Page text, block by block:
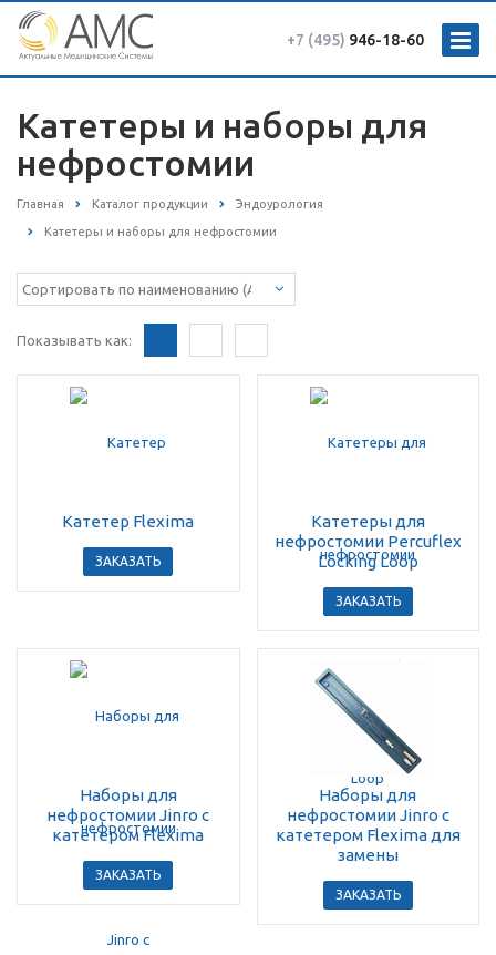
+7 (495) 946-18-60
Катетеры и наборы для
нефростомии
Главная Каталог продукции Эндоурология
Катетеры и наборы для нефростомии
Показывать как:
Катетер Flexima
ЗАКАЗАТЬ
Катетеры для
нефростомии Percuflex
Locking Loop
ЗАКАЗАТЬ
Наборы для
нефростомии Jinro с
катетером Flexima
ЗАКАЗАТЬ
Наборы для
нефростомии Jinro с
катетером Flexima для
замены
ЗАКАЗАТЬ